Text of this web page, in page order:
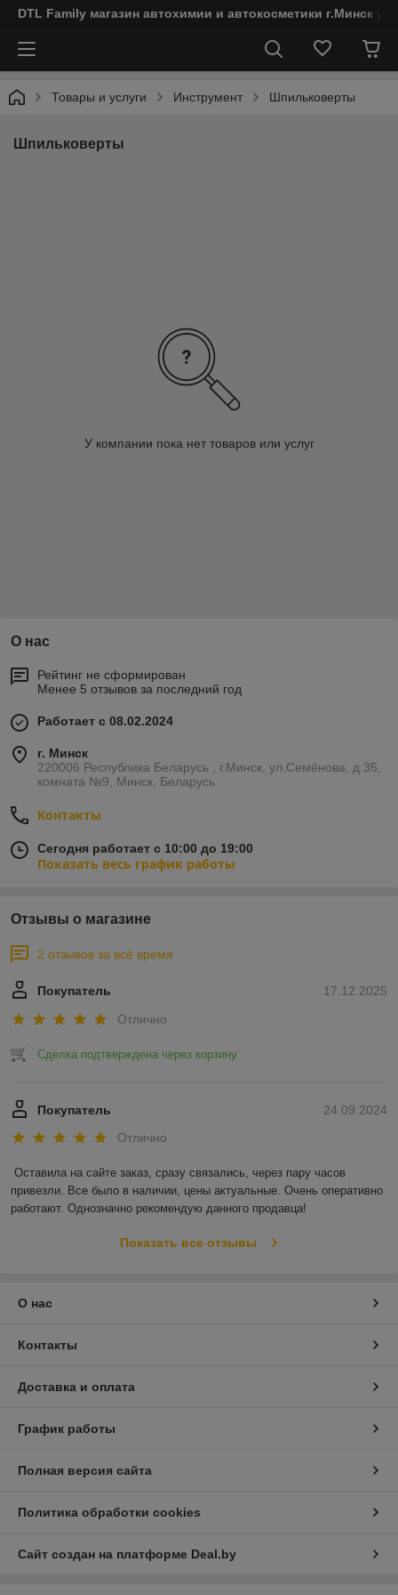
DTL Family магазин автохимии и автокосметики г.Минск
Товары и услуги Инструмент Шпильковерты
Шпильковерты
У компании пока нет товаров или услуг
О нас
Рейтинг не сформирован
Менее 5 отзывов за последний год
Работает с 08.02.2024
г. Минск
220006 Республика Беларусь , г.Минск, ул.Семёнова, д.35,
комната №9, Минск, Беларусь
Контакты
Сегодня работает с 10:00 до 19:00
Показать весь график работы
Отзывы о магазине
2 отзывов за всё время
17.12.2025
Покупатель
Отлично
Сделка подтверждена через корзину
24.09.2024
Покупатель
Отлично
Оставила на сайте заказ, сразу связались, через пару часов
привезли. Все было в наличии, цены актуальные. Очень оперативно
работают. Однозначно рекомендую данного продавца!
Показать все отзывы
О нас
Контакты
Доставка и оплата
График работы
Полная версия сайта
Политика обработки cookies
Сайт создан на платформе Deal.by